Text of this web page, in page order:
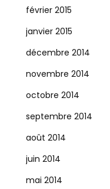
février 2015
janvier 2015
décembre 2014
novembre 2014
octobre 2014
septembre 2014
août 2014
juin 2014
mai 2014